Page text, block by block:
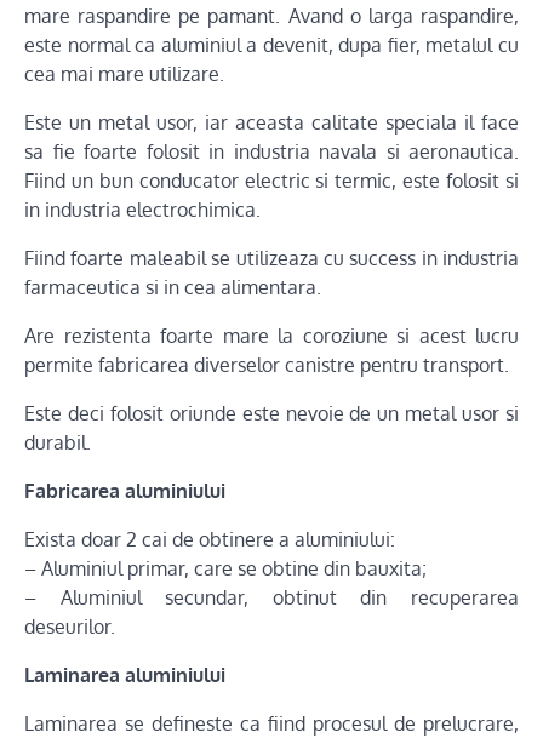
mare raspandire pe pamant. Avand o larga raspandire,
este normal ca aluminiul a devenit, dupa fier, metalul cu
cea mai mare utilizare.
Este un metal usor, iar aceasta calitate speciala il face
sa fie foarte folosit in industria navala si aeronautica.
Fiind un bun conducator electric si termic, este folosit si
in industria electrochimica.
Fiind foarte maleabil se utilizeaza cu success in industria
farmaceutica si in cea alimentara.
Are rezistenta foarte mare la coroziune si acest lucru
permite fabricarea diverselor canistre pentru transport.
Este deci folosit oriunde este nevoie de un metal usor si
durabil.
Fabricarea aluminiului
Exista doar 2 cai de obtinere a aluminiului:
– Aluminiul primar, care se obtine din bauxita;
– Aluminiul secundar, obtinut din recuperarea
deseurilor.
Laminarea aluminiului
Laminarea se defineste ca fiind procesul de prelucrare,